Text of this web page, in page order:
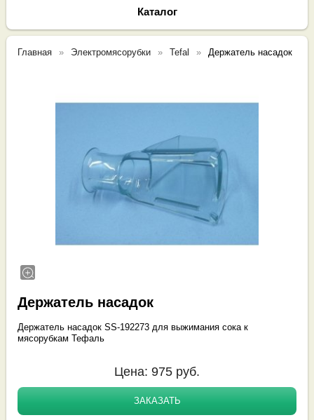
Каталог
Главная Электромясорубки Tefal Держатель насадок
Держатель насадок
Держатель насадок SS-192273 для выжимания сока к
мясорубкам Тефаль
Цена: 975 руб.
ЗАКАЗАТЬ